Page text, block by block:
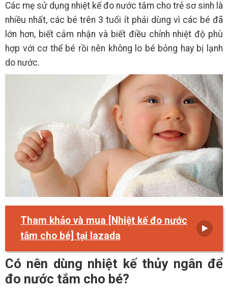
Các mẹ sử dụng nhiệt kế đo nước tắm cho trẻ sơ sinh là
nhiều nhất, các bé trên 3 tuổi ít phải dùng vì các bé đã
lớn hơn, biết cảm nhận và biết điều chỉnh nhiệt độ phù
hợp với cơ thể bé rồi nên không lo bé bỏng hay bị lạnh
do nước.
Tham khảo và mua [Nhiệt kế đo nước
tắm cho bé] tại lazada
Có nên dùng nhiệt kế thủy ngân để
đo nước tắm cho bé?